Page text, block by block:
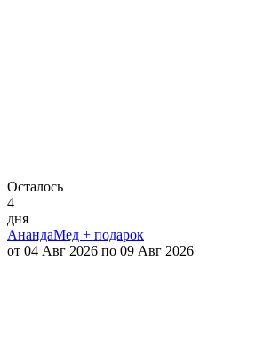
Осталось
4
дня
АнандаМед + подарок
от 04 Авг 2026 по 09 Авг 2026